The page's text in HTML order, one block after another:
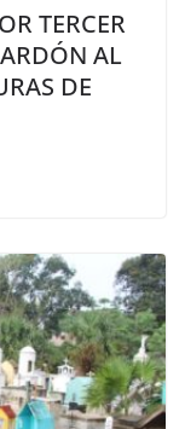
TERCER
AL
DE